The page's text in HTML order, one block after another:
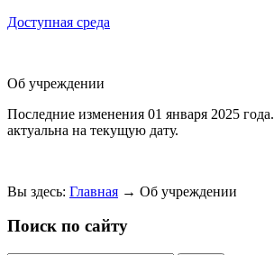
Доступная среда
Об учреждении
Последние изменения 01 января 2025 года.
актуальна на текущую дату.
Вы здесь: Главная → Об учреждении
Поиск по сайту